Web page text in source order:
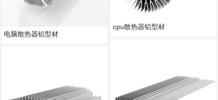
电脑散热器铝型材
cpu散热器铝型材